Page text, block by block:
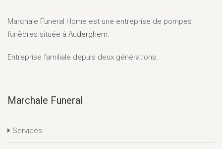
Marchale Funeral Home est une entreprise de pompes
funèbres située à Auderghem.
Entreprise familiale depuis deux générations.
Marchale Funeral
Services